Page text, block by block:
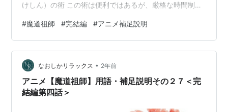
けしん）の術 この術は便利ではあるが、厳格な時間制限
る。もし破られたり破損すると、中の魂魄も同じだけの
損傷を負う。 芳菲殿（ほうひでん）・・蘭陵金氏歴代宗
主の寝殿。 聶懐桑「二の兄君、三の兄君、私はどうした
らいい？お願いですからもう一度だけ助けてくれません
か？約束しますから、今度こそ最後ですから！」 金光瑤
は今藍曦臣と聶懐桑の二人といる…
#魔道祖師 #完結編 #アニメ補足説明
なおしかリラックス • 2年前
アニメ【魔道祖師】用語・補足説明その２７＜完
結編第四話＞